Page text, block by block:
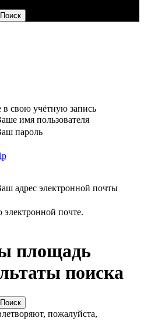
свою учётную запись
имя пользователя
пароль
адрес электронной почты
почте.
площадь
поиска
пожалуйста,